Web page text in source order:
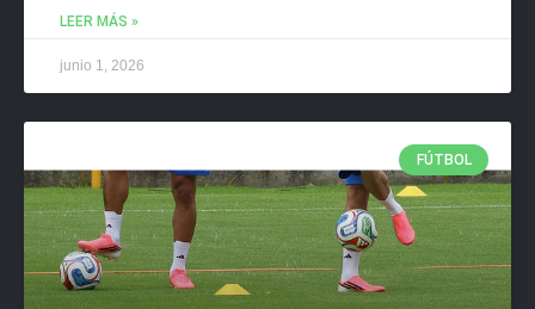
LEER MÁS »
junio 1, 2026
FÚTBOL